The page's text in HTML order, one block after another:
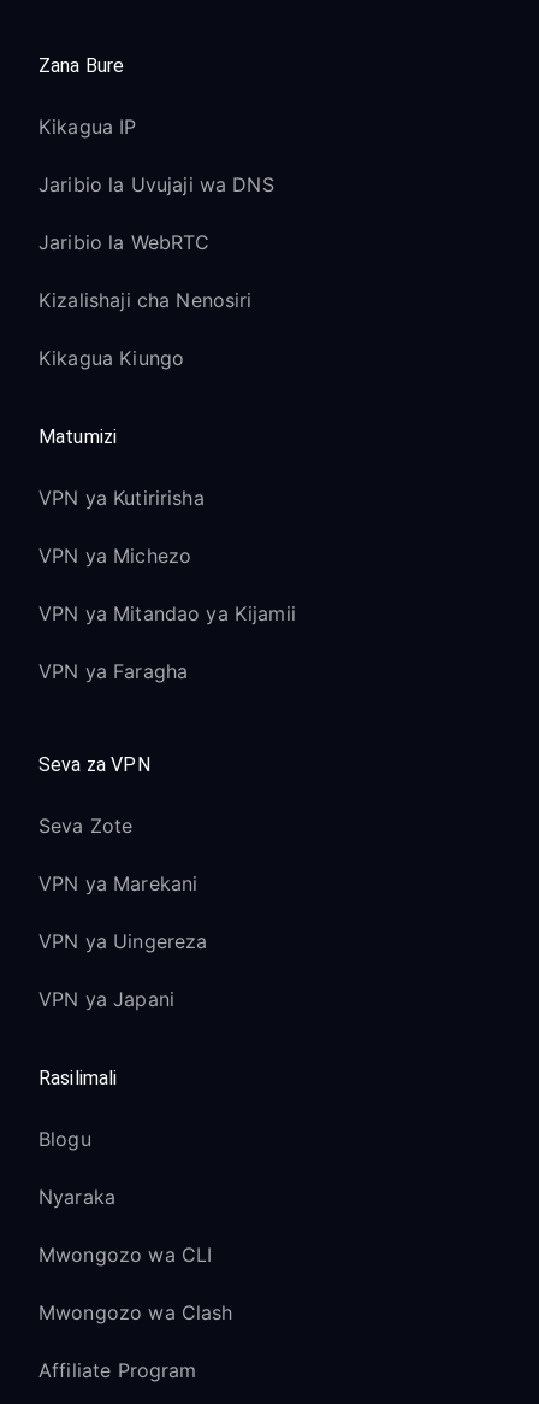
Zana Bure
Kikagua IP
Jaribio la Uvujaji wa DNS
Jaribio la WebRTC
Kizalishaji cha Nenosiri
Kikagua Kiungo
Matumizi
VPN ya Kutiririsha
VPN ya Michezo
VPN ya Mitandao ya Kijamii
VPN ya Faragha
Seva za VPN
Seva Zote
VPN ya Marekani
VPN ya Uingereza
VPN ya Japani
Rasilimali
Blogu
Nyaraka
Mwongozo wa CLI
Mwongozo wa Clash
Affiliate Program